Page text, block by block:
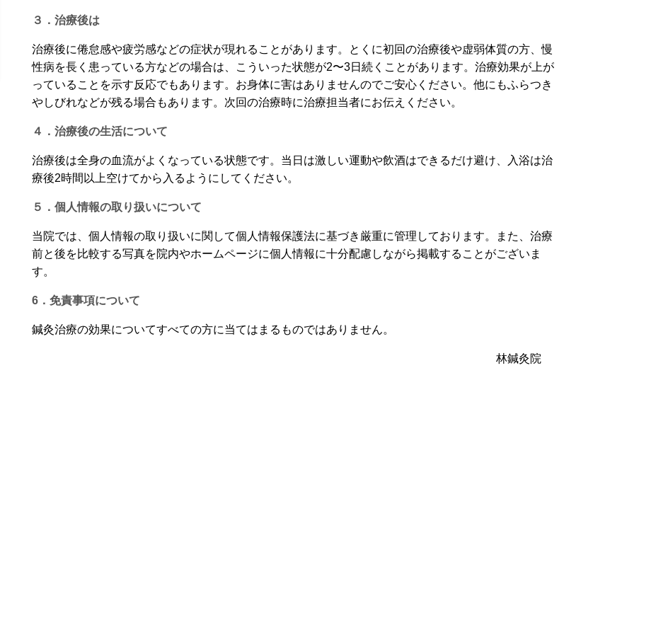
３．治療後は
治療後に倦怠感や疲労感などの症状が現れることがあります。とくに初回の治療後や虚弱体質の方、慢
性病を長く患っている方などの場合は、こういった状態が2〜3日続くことがあります。治療効果が上が
っていることを示す反応でもあります。お身体に害はありませんのでご安心ください。他にもふらつき
やしびれなどが残る場合もあります。次回の治療時に治療担当者にお伝えください。
４．治療後の生活について
治療後は全身の血流がよくなっている状態です。当日は激しい運動や飲酒はできるだけ避け、入浴は治
療後2時間以上空けてから入るようにしてください。
５．個人情報の取り扱いについて
当院では、個人情報の取り扱いに関して個人情報保護法に基づき厳重に管理しております。また、治療
前と後を比較する写真を院内やホームページに個人情報に十分配慮しながら掲載することがございま
す。
6．免責事項について
鍼灸治療の効果についてすべての方に当てはまるものではありません。
林鍼灸院